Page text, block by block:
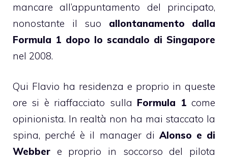
mancare all’appuntamento del principato,
nonostante il suo allontanamento dalla
Formula 1 dopo lo scandalo di Singapore
nel 2008.
Qui Flavio ha residenza e proprio in queste
ore si è riaffacciato sulla Formula 1 come
opinionista. In realtà non ha mai staccato la
spina, perché è il manager di Alonso e di
Webber e proprio in soccorso del pilota